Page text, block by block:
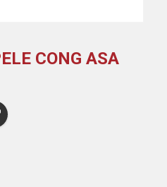
CONG ASA